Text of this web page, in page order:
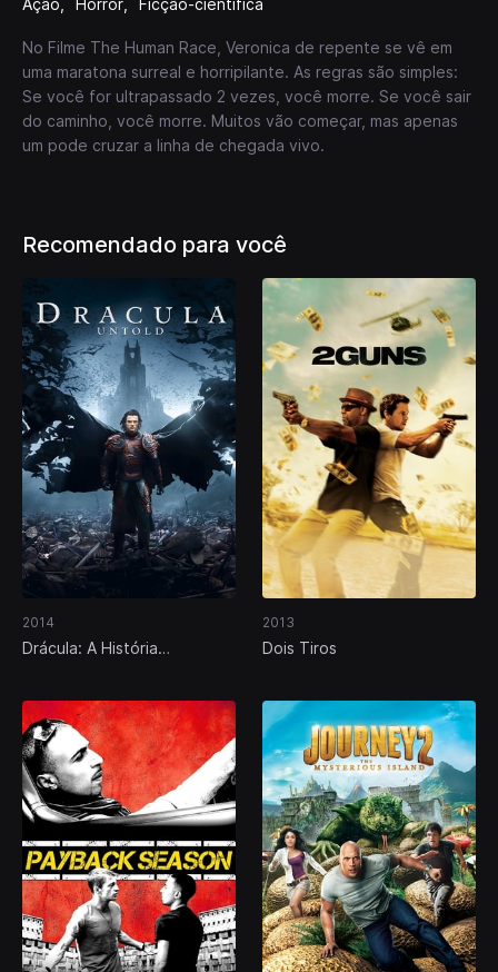
No Filme The Human Race, Veronica de repente se vê em
uma maratona surreal e horripilante. As regras são simples:
Se você for ultrapassado 2 vezes, você morre. Se você sair
do caminho, você morre. Muitos vão começar, mas apenas
um pode cruzar a linha de chegada vivo.
Recomendado para você
2014
Drácula: A História
2013
Dois Tiros